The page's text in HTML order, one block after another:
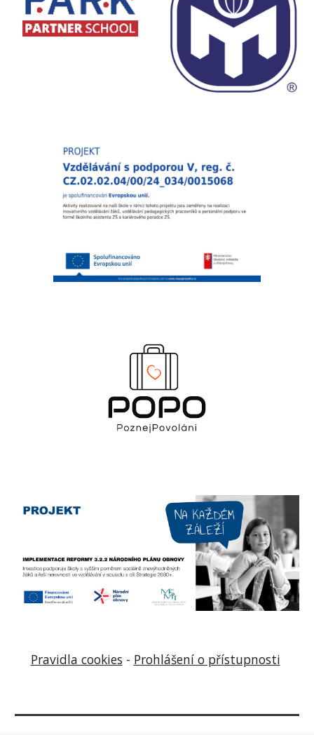
Pravidla cookies - Prohlášení o přístupnosti